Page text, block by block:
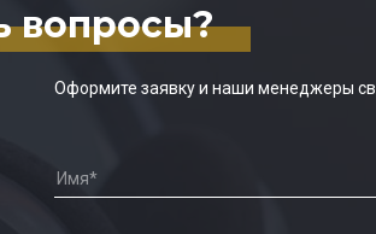
вопросы?
Оформите заявку и наши менеджеры